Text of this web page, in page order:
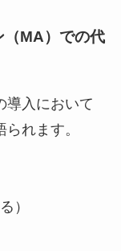
（MA）での代
導入において
れます。
）